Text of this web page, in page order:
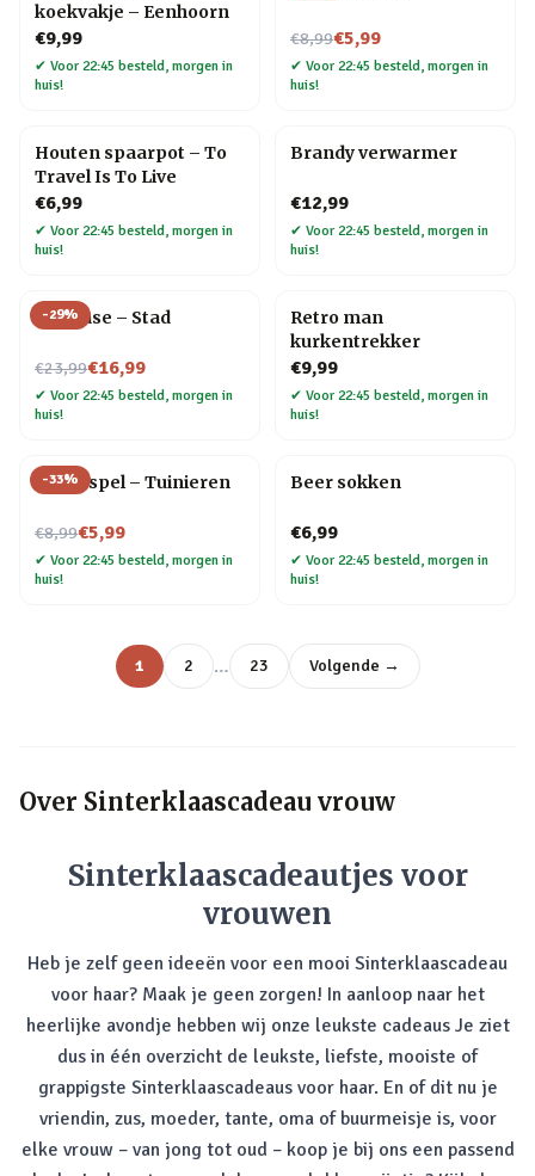
koekvakje – Eenhoorn
€9,99
✔ Voor 22:45 besteld, morgen in
huis!
€8,99
Nu voor€5,99
✔ Voor 22:45 besteld, morgen in
huis!
Houten spaarpot – To
Travel Is To Live
€6,99
✔ Voor 22:45 besteld, morgen in
huis!
Brandy verwarmer
€12,99
✔ Voor 22:45 besteld, morgen in
huis!
-29%
Flip Vase – Stad
€23,99
Nu voor€16,99
✔ Voor 22:45 besteld, morgen in
huis!
Retro man
kurkentrekker
€9,99
✔ Voor 22:45 besteld, morgen in
huis!
-33%
Trivia spel – Tuinieren
€8,99
Nu voor€5,99
✔ Voor 22:45 besteld, morgen in
huis!
Beer sokken
€6,99
✔ Voor 22:45 besteld, morgen in
huis!
1 2 … 23 Volgende →
Over Sinterklaascadeau vrouw
Sinterklaascadeautjes voor
vrouwen
Heb je zelf geen ideeën voor een mooi Sinterklaascadeau
voor haar? Maak je geen zorgen! In aanloop naar het
heerlijke avondje hebben wij onze leukste cadeaus Je ziet
dus in één overzicht de leukste, liefste, mooiste of
grappigste Sinterklaascadeaus voor haar. En of dit nu je
vriendin, zus, moeder, tante, oma of buurmeisje is, voor
elke vrouw – van jong tot oud – koop je bij ons een passend